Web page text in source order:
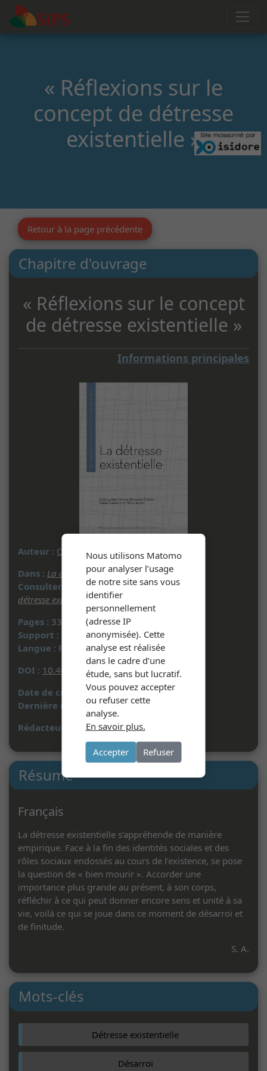
« Réflexions sur le
concept de détresse
existentielle »
Retour à la page précédente
Chapitre d'ouvrage
« Réflexions sur le concept
de détresse existentielle »
Informations principales
Auteur : Olivier SALAZAR-FERRER
Dans : La détresse existentielle- 2025
Consulter le volume original :La
détresse existentielle- 2025
Pages : 33 à 41
Support :
Document imprimé
Langue : Français
DOI : 10.4000/13iyk
Date de création :03/09/2025
Dernière mise à jour :03/09/2025
Rédacteur :
S. A.
Résumé
Français
La détresse existentielle s’appréhende de manière
empirique. Face à la fin des identités sociales et des
rôles sociaux endossés au cours de l’existence, se pose
la question de « bien mourir ». Accorder une
importance plus grande au présent, à son corps,
réfléchir à ce qui peut donner encore sens et unité à sa
vie, voilà ce qui se joue dans ce moment de désarroi et
de finitude.
S. A.
Mots-clés
Détresse existentielle
Désarroi
Nous utilisons Matomo
pour analyser l’usage
de notre site sans vous
identifier
personnellement
(adresse IP
anonymisée). Cette
analyse est réalisée
dans le cadre d’une
étude, sans but lucratif.
Vous pouvez accepter
ou refuser cette
analyse.
En savoir plus.
Accepter Refuser